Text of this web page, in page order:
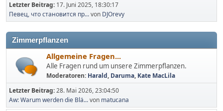
Letzter Beitrag: 17. Juni 2025, 18:30:17
Певец, что становится пр...von DJOrevy
Zimmerpflanzen
Allgemeine Fragen...
Alle Fragen rund um unsere Zimmerpflanzen.
Moderatoren: Harald, Daruma, Kate MacLila
Letzter Beitrag:28. Mai 2026, 23:04:50
Aw: Warum werden die Blä...von matucana